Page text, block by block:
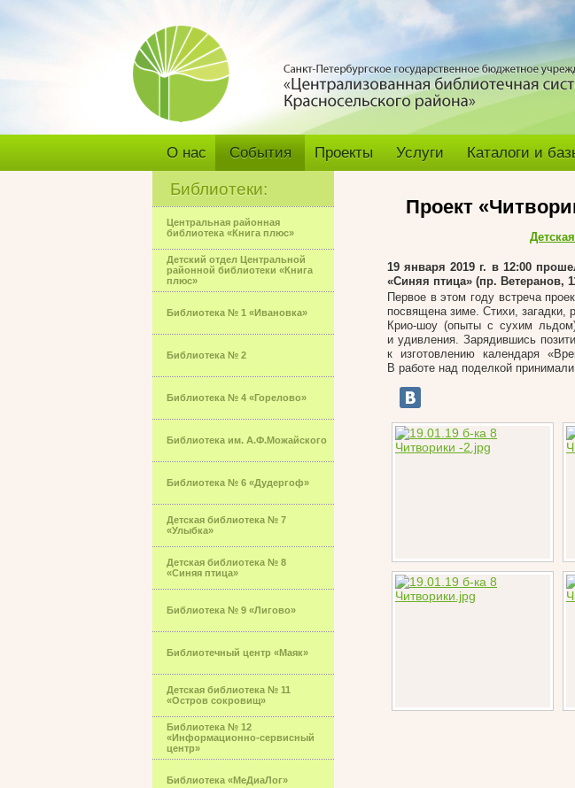
О нас События Проекты Услуги Каталоги и
Библиотеки:
Центральная районная
библиотека «Книга плюс»
Детский отдел Центральной
районной библиотеки «Книга
плюс»
Библиотека № 1 «Ивановка»
Библиотека № 2
Библиотека № 4 «Горелово»
Библиотека им. А.Ф.Можайского
Библиотека № 6 «Дудергоф»
Детская библиотека № 7
«Улыбка»
Детская библиотека № 8
«Синяя птица»
Библиотека № 9 «Лигово»
Библиотечный центр «Маяк»
Детская библиотека № 11
«Остров сокровищ»
Библиотека № 12
«Информационно-сервисный
центр»
Библиотека «МеДиаЛог»
Проект
19 января 2019 г. в 12:00
«Синяя птица» (пр. Ветеранов,
Первое в этом году встреча
посвящена зиме. Стихи, загадки,
Крио-шоу (опыты с сухим
и удивления. Зарядившись
к изготовлению календаря
В работе над поделкой